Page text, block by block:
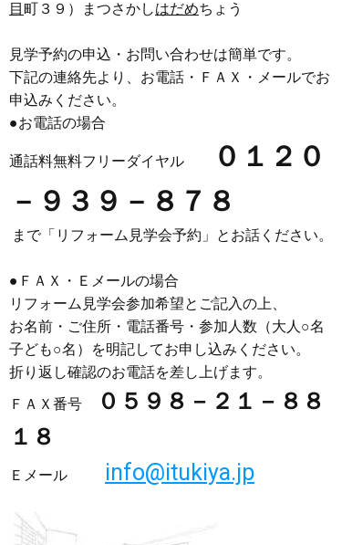
目町３９）まつさかしはだめちょう
見学予約の申込・お問い合わせは簡単です。
下記の連絡先より、お電話・ＦＡＸ・メールでお
申込みください。
●お電話の場合
通話料無料フリーダイヤル
０１２０
－９３９－８７８
まで「リフォーム見学会予約」とお話ください。
●ＦＡＸ・Ｅメールの場合
リフォーム見学会参加希望とご記入の上、
お名前・ご住所・電話番号・参加人数（大人○名
子ども○名）を明記してお申し込みください。
折り返し確認のお電話を差し上げます。
ＦＡＸ番号
０５９８－２１－８８
１８
Ｅメール info@itukiya.jp